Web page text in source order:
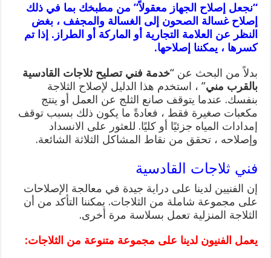
“نجعل إصلاح الجهاز معقولاً” من مطبخك بما في ذلك
إصلاح غسالة الصحون إلى الغسالة والمجفف ، بغض
النظر عن العلامة التجارية أو الماركة أو الطراز. إذا تم
كسرها ، يمكننا إصلاحها.
بدلاً من البحث عن “خدمة فني تصليح ثلاجات القادسية
بالقرب مني” ، استخدم هذا الدليل لإصلاح الثلاجة
بنفسك. عندما يتوقف صانع الثلج عن العمل أو ينتج
مكعبات صغيرة فقط ، فعادةً ما يكون ذلك بسبب توقف
إمدادات المياه جزئيًا أو كليًا. للعثور على الانسداد
وإصلاحه ، تحقق من نقاط المشاكل الثلاثة الشائعة.
فني ثلاجات القادسية
إن الفنيين لدينا على دراية جيدة في معالجة الإصلاحات
على مجموعة شاملة من الثلاجات. يمكننا التأكد من أن
الثلاجة المنزلية تعمل بسلاسة مرة أخرى.
يعمل الفنيون لدينا على مجموعة متنوعة من الثلاجات: